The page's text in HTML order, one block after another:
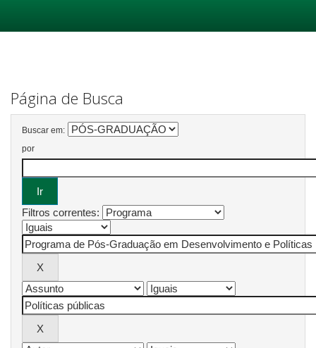
Página de Busca
Buscar em:
por
Filtros correntes: